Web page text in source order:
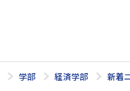
学部 経済学部 新着